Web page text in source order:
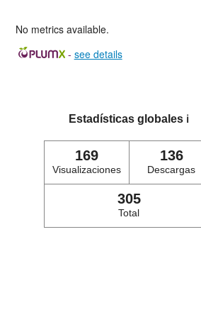
No metrics available.
- see details
Estadísticas globales ℹ️
169
Visualizaciones
136
Descargas
305
Total